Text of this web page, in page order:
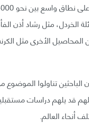
الخردل، مثل رشاد أذن
المحاصيل الأخرى مثل
تناولوا الموضوع
قد يلهم دراسات
أنحاء العالم.